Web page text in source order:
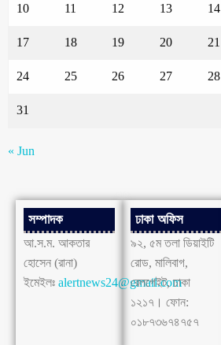
10 11 12 13 14
17 18 19 20 21
24 25 26 27 28
31
« Jun
সম্পাদক
আ.স.ম. আকতার
হোসেন (রানা)
ইমেইলঃ alertnews24@gmail.com
ঢাকা অফিস
৯২, ৫ম তলা ডিয়াইটি
রোড, মালিবাগ,
রেলগেইট, ঢাকা
১২১৭। ফোন:
০১৮৭৩৬৭৪৭৫৭